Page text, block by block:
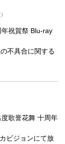
祝賀祭 Blu-ray
不具合に関する
歌誉花舞 十周年
ビジョンにて放